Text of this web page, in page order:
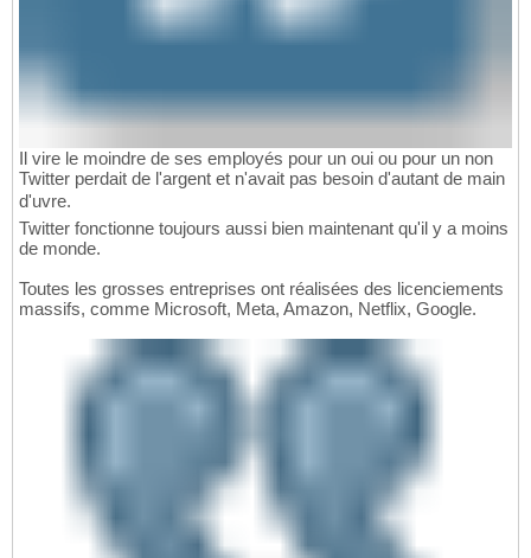
Il vire le moindre de ses employés pour un oui ou pour un non
Twitter perdait de l'argent et n'avait pas besoin d'autant de main
d'uvre.
Twitter fonctionne toujours aussi bien maintenant qu'il y a moins
de monde.
Toutes les grosses entreprises ont réalisées des licenciements
massifs, comme Microsoft, Meta, Amazon, Netflix, Google.